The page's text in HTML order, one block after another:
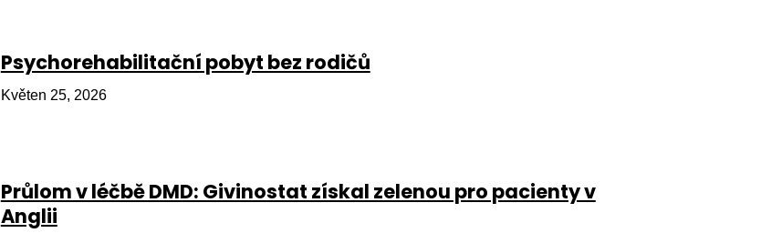
Psychorehabilitační pobyt bez rodičů
Květen 25, 2026
Průlom v léčbě DMD: Givinostat získal zelenou pro pacienty v
Anglii